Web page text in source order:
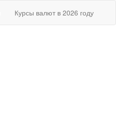
Курсы валют в 2026 году